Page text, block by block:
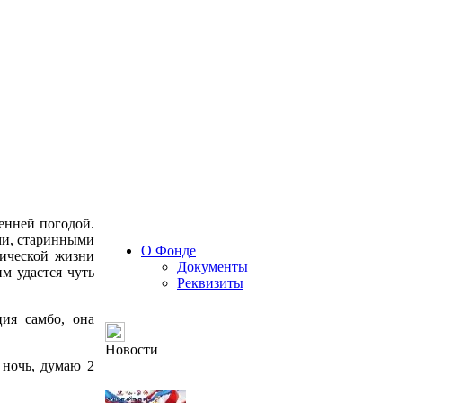
погодой.
старинными
жизни
удастся чуть
самбо, она
думаю 2
О Фонде
Документы
Реквизиты
Новости